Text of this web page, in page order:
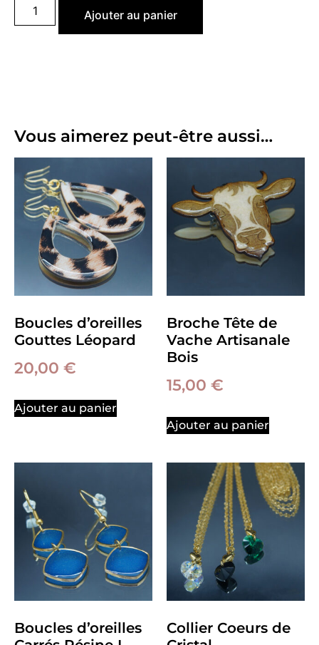
Ajouter au panier
Vous aimerez peut-être aussi…
Boucles d’oreilles
Gouttes Léopard
20,00 €
Ajouter au panier
Broche Tête de
Vache Artisanale
Bois
15,00 €
Ajouter au panier
Boucles d’oreilles
Collier Coeurs de